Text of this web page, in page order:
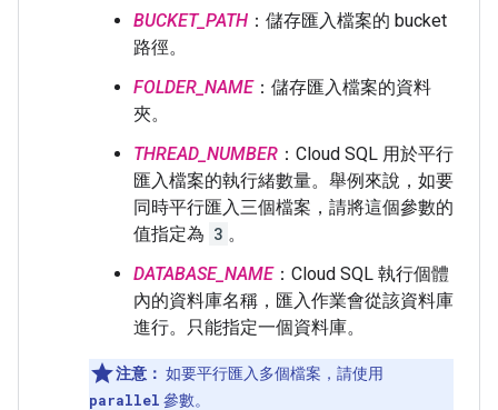
BUCKET_PATH ：儲存匯入檔案的 bucket
路徑。
FOLDER_NAME：儲存匯入檔案的資料
夾。
THREAD_NUMBER ：Cloud SQL 用於平行
匯入檔案的執行緒數量。舉例來說，如要
同時平行匯入三個檔案，請將這個參數的
值指定為 3 。
DATABASE_NAME：Cloud SQL 執行個體
內的資料庫名稱，匯入作業會從該資料庫
進行。只能指定一個資料庫。
注意： 如要平行匯入多個檔案，請使用
parallel 參數。